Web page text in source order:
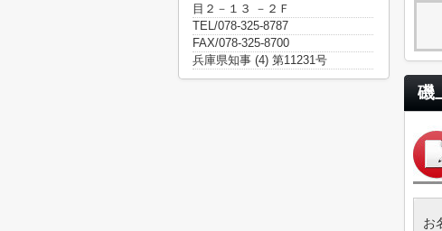
磯
お
目２－１３ －２Ｆ
TEL/078-325-8787
FAX/078-325-8700
兵庫県知事 (4) 第11231号